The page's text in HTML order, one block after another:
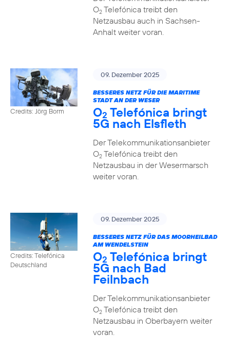
O2Telefónica treibt den
Netzausbau auch in Sachsen-
Anhalt weiter voran.
Credits: Jörg Borm
09. Dezember 2025
BESSERES NETZ FÜR DIE MARITIME
STADT AN DER WESER
O2 Telefónica bringt
5G nach Elsfleth
Der Telekommunikationsanbieter
O2Telefónica treibt den
Netzausbau in der Wesermarsch
weiter voran.
Credits: Telefónica
Deutschland
09. Dezember 2025
BESSERES NETZ FÜR DAS MOORHEILBAD
AM WENDELSTEIN
O2 Telefónica bringt
5G nach Bad
Feilnbach
Der Telekommunikationsanbieter
O2Telefónica treibt den
Netzausbau in Oberbayern weiter
voran.